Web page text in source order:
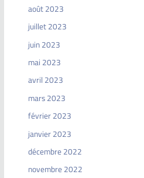
août 2023
juillet 2023
juin 2023
mai 2023
avril 2023
mars 2023
février 2023
janvier 2023
décembre 2022
novembre 2022